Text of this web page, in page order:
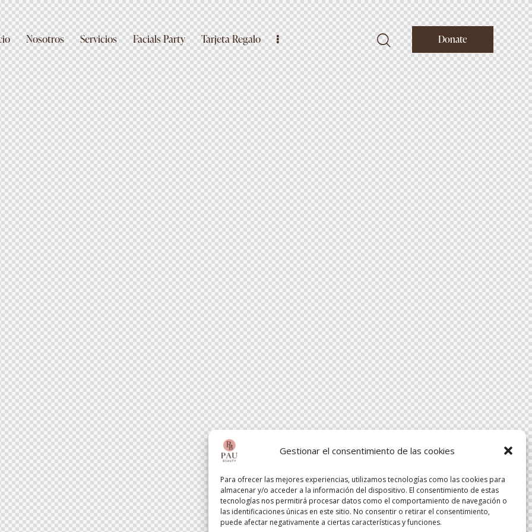
Gestionar el consentimiento de las cookies
Para ofrecer las mejores experiencias, utilizamos tecnologías como las cookies para
almacenar y/o acceder a la información del dispositivo. El consentimiento de estas
tecnologías nos permitirá procesar datos como el comportamiento de navegación o
las identificaciones únicas en este sitio. No consentir o retirar el consentimiento,
puede afectar negativamente a ciertas características y funciones.
Nosotros Servicios Facials Party Tarjeta Regalo Donate